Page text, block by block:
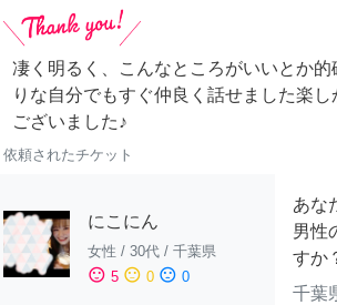
凄く明るく、こんなところがいいとか
りな自分でもすぐ仲良く話せました楽
ございました♪
依頼されたチケット
にこにん
女性 / 30代 / 千葉県
sentiment_satisfied 5 sentiment_neutral 0 sentiment_dissatisfied 0
あな
男性
すか
千葉